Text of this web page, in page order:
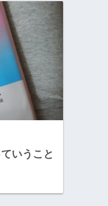
いうこと